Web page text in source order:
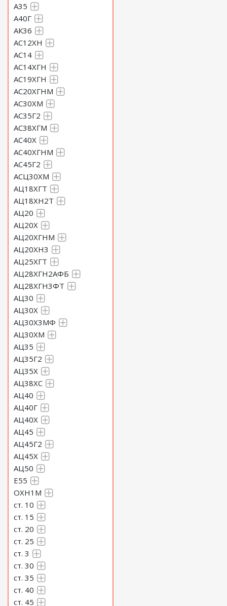
А35
А40Г
АК36
АС12ХН
АС14
АС14ХГН
АС19ХГН
АС20ХГНМ
АС30ХМ
АС35Г2
АС38ХГМ
АС40Х
АС40ХГНМ
АС45Г2
АСЦ30ХМ
АЦ18ХГТ
АЦ18ХН2Т
АЦ20
АЦ20Х
АЦ20ХГНМ
АЦ20ХН3
АЦ25ХГТ
АЦ28ХГН2АФБ
АЦ28ХГН3ФТ
АЦ30
АЦ30Х
АЦ30Х3МФ
АЦ30ХМ
АЦ35
АЦ35Г2
АЦ35Х
АЦ38ХС
АЦ40
АЦ40Г
АЦ40Х
АЦ45
АЦ45Г2
АЦ45Х
АЦ50
Е55
ОХН1М
ст. 10
ст. 15
ст. 20
ст. 25
ст. 3
ст. 30
ст. 35
ст. 40
ст. 45